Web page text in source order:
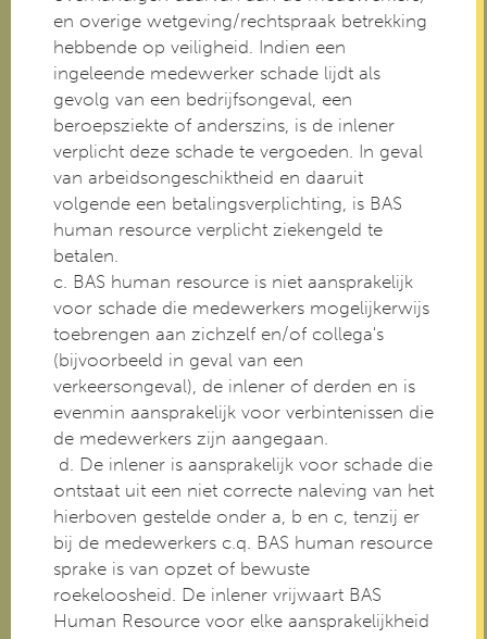
en overige wetgeving/rechtspraak betrekking
hebbende op veiligheid. Indien een
ingeleende medewerker schade lijdt als
gevolg van een bedrijfsongeval, een
beroepsziekte of anderszins, is de inlener
verplicht deze schade te vergoeden. In geval
van arbeidsongeschiktheid en daaruit
volgende een betalingsverplichting, is BAS
human resource verplicht ziekengeld te
betalen.
c. BAS human resource is niet aansprakelijk
voor schade die medewerkers mogelijkerwijs
toebrengen aan zichzelf en/of collega's
(bijvoorbeeld in geval van een
verkeersongeval), de inlener of derden en is
evenmin aansprakelijk voor verbintenissen die
de medewerkers zijn aangegaan.
d. De inlener is aansprakelijk voor schade die
ontstaat uit een niet correcte naleving van het
hierboven gestelde onder a, b en c, tenzij er
bij de medewerkers c.q. BAS human resource
sprake is van opzet of bewuste
roekeloosheid. De inlener vrijwaart BAS
Human Resource voor elke aansprakelijkheid